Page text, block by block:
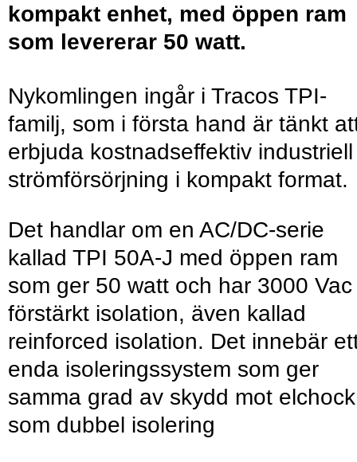
kompakt enhet, med öppen ram
som levererar 50 watt.
Nykomlingen ingår i Tracos TPI-
familj, som i första hand är tänkt
erbjuda kostnadseffektiv industriell
strömförsörjning i kompakt format.
Det handlar om en AC/DC-serie
kallad TPI 50A-J med öppen ram
som ger 50 watt och har 3000 Vac
förstärkt isolation, även kallad
reinforced isolation. Det innebär
enda isoleringssystem som ger
samma grad av skydd mot elchock
som dubbel isolering